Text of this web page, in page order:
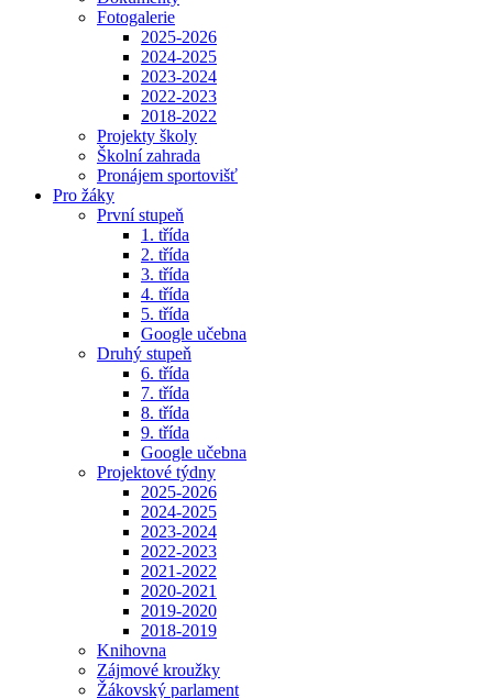
Fotogalerie
2025-2026
2024-2025
2023-2024
2022-2023
2018-2022
Projekty školy
Školní zahrada
Pronájem sportovišť
Pro žáky
První stupeň
1. třída
2. třída
3. třída
4. třída
5. třída
Google učebna
Druhý stupeň
6. třída
7. třída
8. třída
9. třída
Google učebna
Projektové týdny
2025-2026
2024-2025
2023-2024
2022-2023
2021-2022
2020-2021
2019-2020
2018-2019
Knihovna
Zájmové kroužky
Žákovský parlament